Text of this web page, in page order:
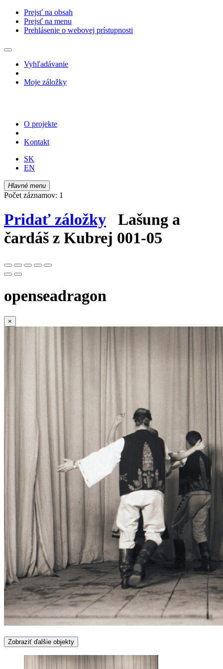
Prejsť na obsah
Prejsť na menu
Prehlásenie o webovej prístupnosti
Vyhľadávanie
Moje záložky
O projekte
Kontakt
SK
EN
Hlavné menu
Počet záznamov: 1
Pridať záložky Lašung a
čardáš z Kubrej 001-05
openseadragon
×
Zobraziť ďalšie objekty